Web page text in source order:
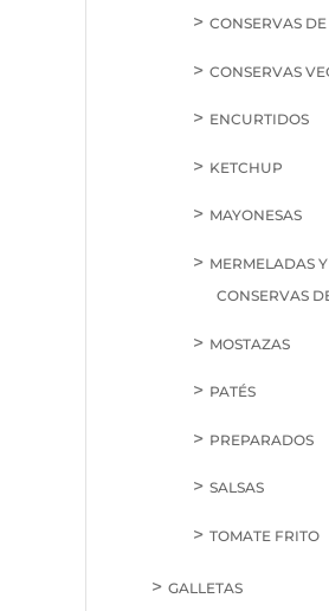
CONSERVAS
CONSERVAS
ENCURTIDOS
KETCHUP
MAYONESAS
MERMELADAS Y
CONSERVAS
MOSTAZAS
PATÉS
PREPARADOS
SALSAS
TOMATE FRITO
GALLETAS